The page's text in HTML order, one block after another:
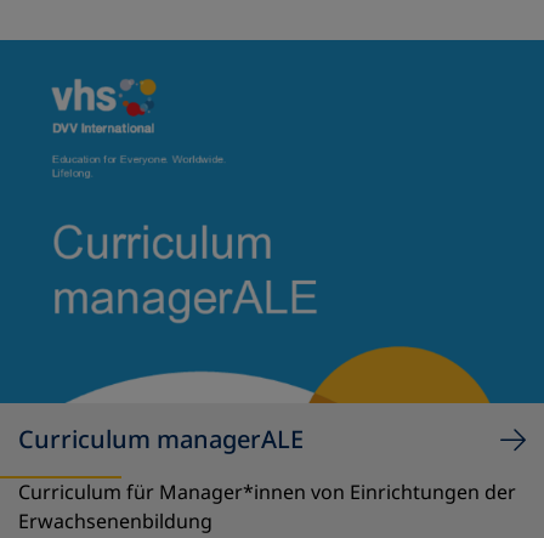
Curriculum managerALE
Curriculum für Manager*innen von Einrichtungen der
Erwachsenenbildung